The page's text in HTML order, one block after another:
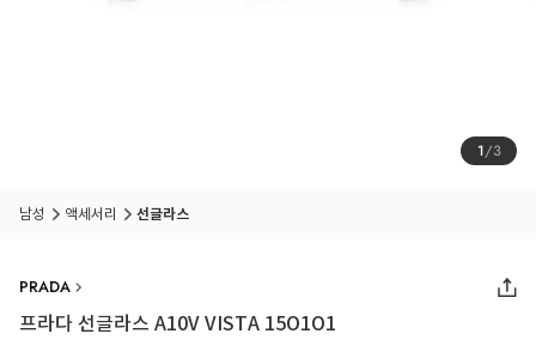
1/3
남성 액세서리 선글라스
PRADA
프라다 선글라스 A10V VISTA 15O1O1